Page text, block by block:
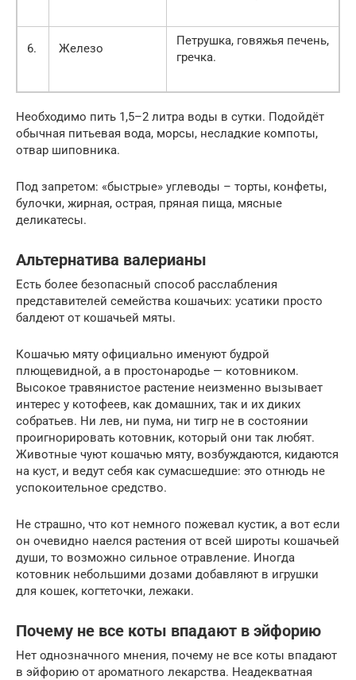
6. Железо
Петрушка, говяжья печень,
гречка.
Необходимо пить 1,5–2 литра воды в сутки. Подойдёт
обычная питьевая вода, морсы, несладкие компоты,
отвар шиповника.
Под запретом: «быстрые» углеводы – торты, конфеты,
булочки, жирная, острая, пряная пища, мясные
деликатесы.
Альтернатива валерианы
Есть более безопасный способ расслабления
представителей семейства кошачьих: усатики просто
балдеют от кошачьей мяты.
Кошачью мяту официально именуют будрой
плющевидной, а в простонародье — котовником.
Высокое травянистое растение неизменно вызывает
интерес у котофеев, как домашних, так и их диких
собратьев. Ни лев, ни пума, ни тигр не в состоянии
проигнорировать котовник, который они так любят.
Животные чуют кошачью мяту, возбуждаются, кидаются
на куст, и ведут себя как сумасшедшие: это отнюдь не
успокоительное средство.
Не страшно, что кот немного пожевал кустик, а вот если
он очевидно наелся растения от всей широты кошачьей
души, то возможно сильное отравление. Иногда
котовник небольшими дозами добавляют в игрушки
для кошек, когтеточки, лежаки.
Почему не все коты впадают в эйфорию
Нет однозначного мнения, почему не все коты впадают
в эйфорию от ароматного лекарства. Неадекватная